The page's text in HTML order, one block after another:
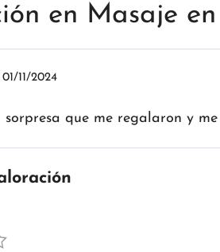
en Masaje
01/11/2024
sorpresa que me regalaron y